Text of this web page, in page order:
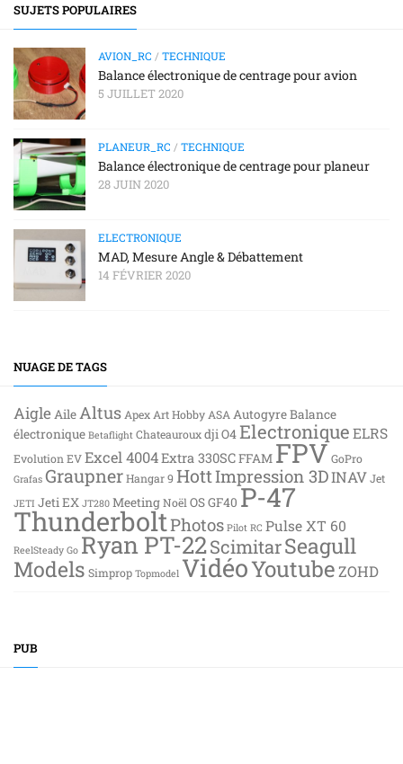
SUJETS POPULAIRES
AVION_RC / TECHNIQUE
Balance électronique de centrage pour avion
5 JUILLET 2020
PLANEUR_RC / TECHNIQUE
Balance électronique de centrage pour planeur
28 JUIN 2020
ELECTRONIQUE
MAD, Mesure Angle & Débattement
14 FÉVRIER 2020
NUAGE DE TAGS
Aigle Aile Altus Apex Art Hobby ASA AutogyreBalance
électronique Betaflight Chateaurouxdji O4Electronique ELRS
Evolution EVExcel 4004Extra 330SCFFAM FPVGoPro
Grafas GraupnerHangar 9 HottImpression 3DINAVJet
JETI Jeti EX JT280 MeetingNoël OS GF40 P-47
ThunderboltPhotos Pilot RC Pulse XT 60
ReelSteady Go Ryan PT-22ScimitarSeagull
Models Simprop Topmodel VidéoYoutube ZOHD
PUB